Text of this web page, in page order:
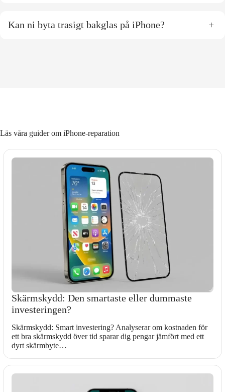
Kan ni byta trasigt bakglas på iPhone? +
Läs våra guider om iPhone-reparation
Skärmskydd: Den smartaste eller dummaste
investeringen?
Skärmskydd: Smart investering? Analyserar om kostnaden för
ett bra skärmskydd över tid sparar dig pengar jämfört med ett
dyrt skärmbyte…